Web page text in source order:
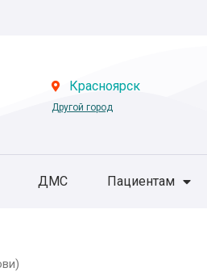
Красноярск
Другой город
ДМС Пациентам